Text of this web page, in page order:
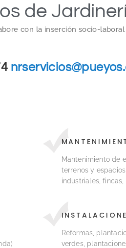
de
con la inserción socio-
Mantenimiento de
terrenos y
industriales, fincas,
Reformas,
verdes,